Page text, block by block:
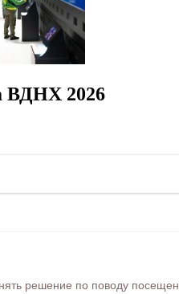
ВДНХ 2026
решение по поводу